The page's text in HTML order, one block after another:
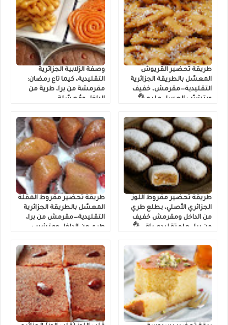
طريقة تحضير القريوش
المعسّل بالطريقة الجزائرية
التقليدية—مقرمش، خفيف
ويتشرّب العسل مليح 👌
وصفة الزلابية الجزائرية
التقليدية، كيما تاع رمضان:
مقرمشة من برا، طرية من
الداخل ومُعسّلة
طريقة تحضير مقروط اللوز
الجزائري الأصلي، يطلع طري
من الداخل ومقرمش خفيف
من برا—حلو تقليدي راقي 👌
طريقة تحضير مقروط المقلة
المعسّل بالطريقة الجزائرية
التقليدية—مقرمش من برا،
طري من الداخل ومتشرب